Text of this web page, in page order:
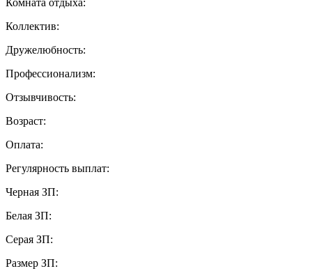
Комната отдыха:
Коллектив:
Дружелюбность:
Профессионализм:
Отзывчивость:
Возраст:
Оплата:
Регулярность выплат:
Черная ЗП:
Белая ЗП:
Серая ЗП:
Размер ЗП: